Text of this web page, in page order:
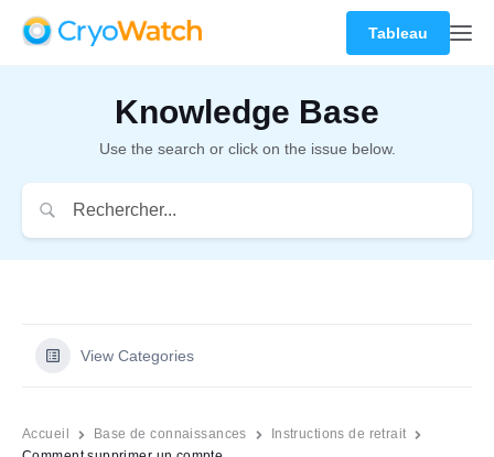
Tableau
Knowledge Base
Use the search or click on the issue below.
View Categories
Accueil Base de connaissances
Instructions de retrait